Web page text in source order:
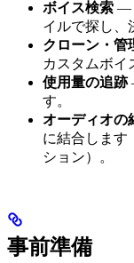
ボイス検索 —
イルで探し、
クローン・管
カスタムボイ
使用量の追跡
す。
オーディオの
に結合します
ション）。
事前準備